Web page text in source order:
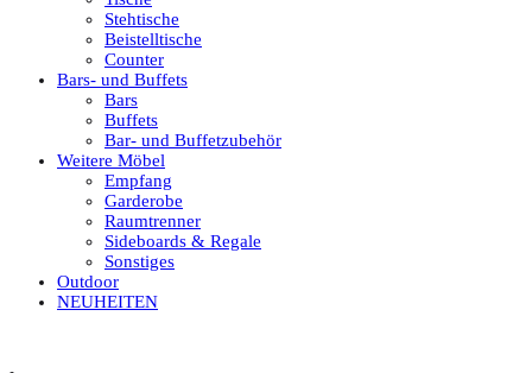
Stehtische
Beistelltische
Counter
Bars- und Buffets
Bars
Buffets
Bar- und Buffetzubehör
Weitere Möbel
Empfang
Garderobe
Raumtrenner
Sideboards & Regale
Sonstiges
Outdoor
NEUHEITEN